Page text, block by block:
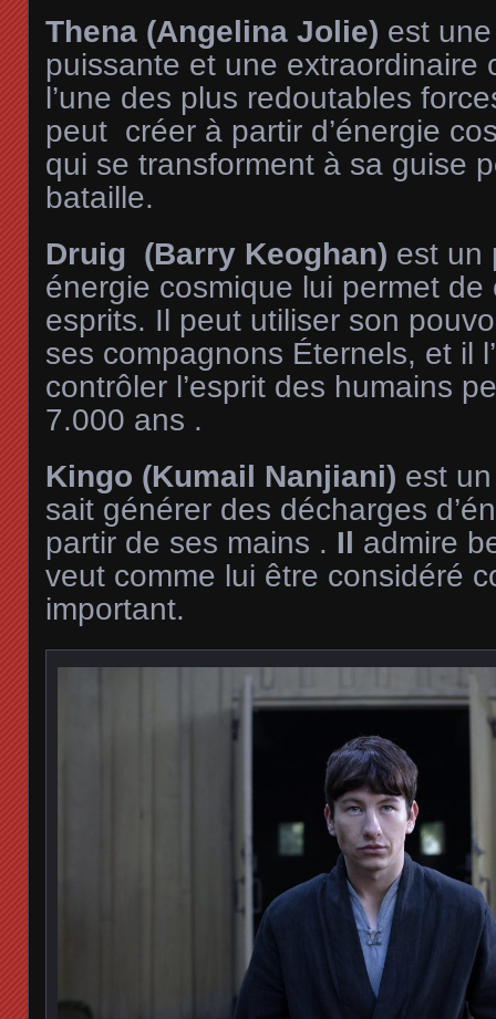
Thena (Angelina Jolie) est
puissante et une extraordinaire
l’une des plus redoutables
peut créer à partir d’énergie
qui se transforment à sa guise
bataille.
Druig (Barry Keoghan) est un
énergie cosmique lui permet de
esprits. Il peut utiliser son
ses compagnons Éternels, et il
contrôler l’esprit des humains
7.000 ans .
Kingo (Kumail Nanjiani) est
sait générer des décharges
partir de ses mains . Il admire
veut comme lui être considéré
important.